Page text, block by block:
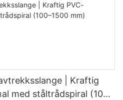
| Kraftig
med ståltrådspiral (100–